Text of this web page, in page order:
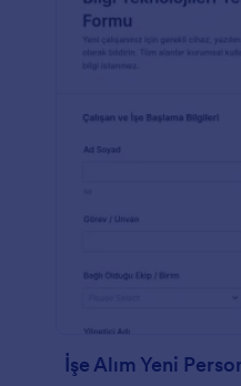
İşe Alım Yeni